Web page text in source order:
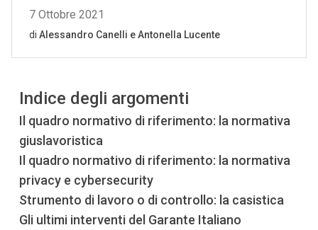
Indice degli argomenti
Il quadro normativo di riferimento: la normativa
giuslavoristica
Il quadro normativo di riferimento: la normativa
privacy e cybersecurity
Strumento di lavoro o di controllo: la casistica
Gli ultimi interventi del Garante Italiano